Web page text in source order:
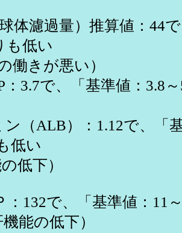
体濾過量）推算値：44
も低い
きが悪い）
：3.7で、「基準値：3.8
ン（ALB）：1.12で、「
低い
下）
：132で、「基準値：11
能の低下）